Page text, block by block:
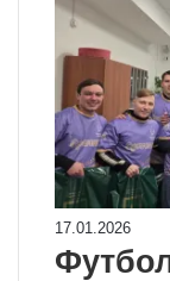
17.01.2026